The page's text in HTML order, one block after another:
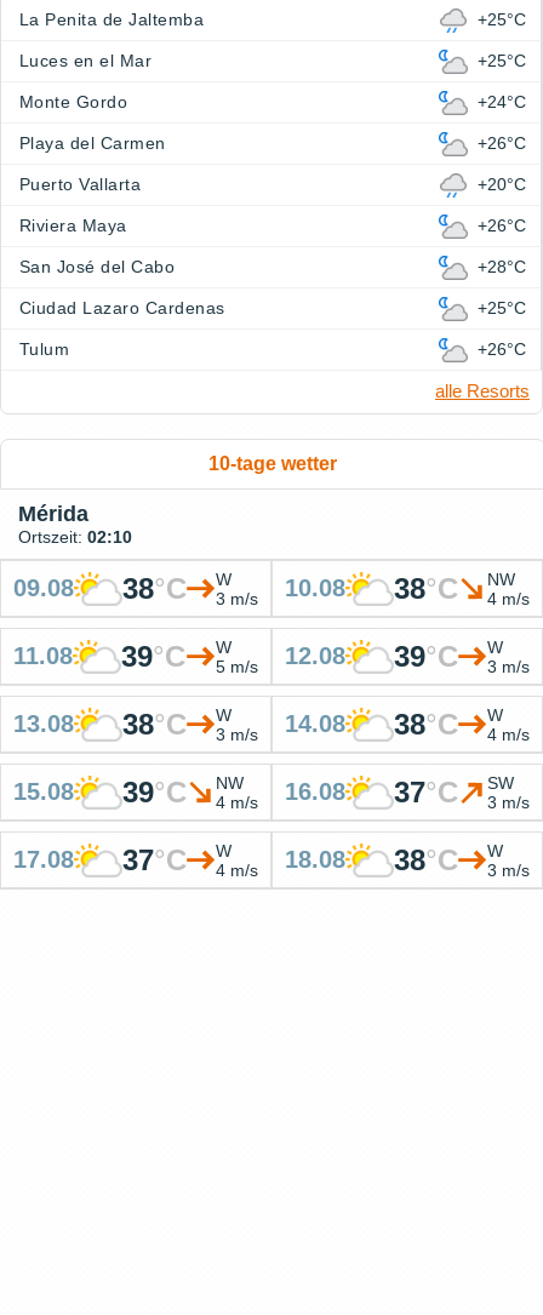
La Penita de Jaltemba +25°C
Luces en el Mar +25°C
Monte Gordo +24°C
Playa del Carmen +26°C
Puerto Vallarta +20°C
Riviera Maya +26°C
San José del Cabo +28°C
Ciudad Lazaro Cardenas +25°C
Tulum +26°C
alle Resorts
10-tage wetter
Mérida
Ortszeit: 02:10
09.08 38°C
W
3 m/s
10.08 38°C
NW
4 m/s
11.08 39°C
W
5 m/s
12.08 39°C
W
3 m/s
13.08 38°C
W
3 m/s
14.08 38°C
W
4 m/s
15.08 39°C
NW
4 m/s
16.08 37°C
SW
3 m/s
17.08 37°C
W
4 m/s
18.08 38°C
W
3 m/s